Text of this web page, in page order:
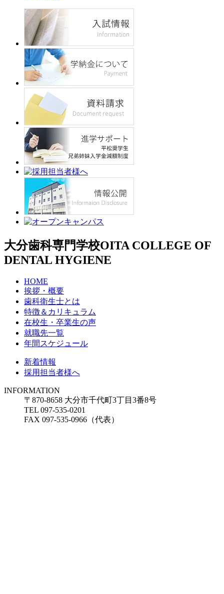
大分歯科専門学校OITA COLLEGE OF
DENTAL HYGIENE
HOME
挨拶・概要
歯科衛生士とは
特徴＆カリキュラム
在校生・卒業生の声
就職先一覧
年間スケジュール
新着情報
採用担当者様へ
INFORMATION
〒870-8658 大分市千代町3丁目3番8号
TEL 097-535-0201
FAX 097-535-0966（代表）